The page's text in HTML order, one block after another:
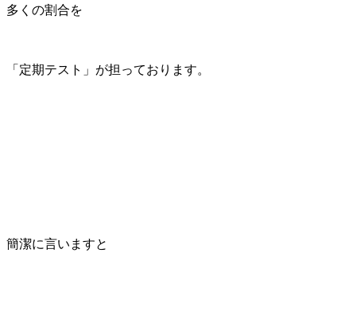
多くの割合を
「定期テスト」が担っております。
簡潔に言いますと